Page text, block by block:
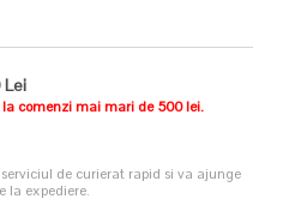
Lei
comenzi mai mari de 500 lei.
de curierat rapid si va ajunge
la expediere.